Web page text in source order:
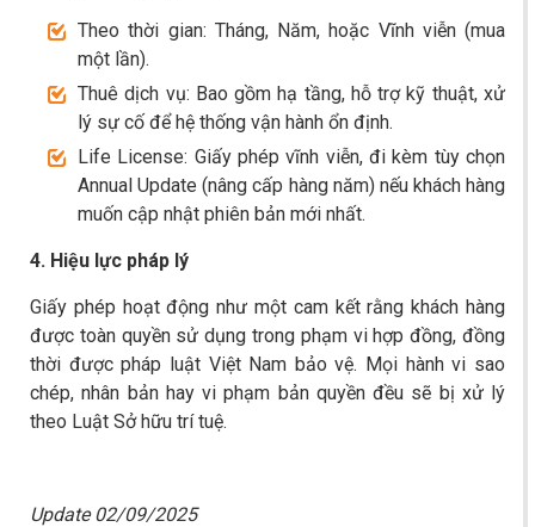
Theo thời gian: Tháng, Năm, hoặc Vĩnh viễn (mua
một lần).
Thuê dịch vụ: Bao gồm hạ tầng, hỗ trợ kỹ thuật, xử
lý sự cố để hệ thống vận hành ổn định.
Life License: Giấy phép vĩnh viễn, đi kèm tùy chọn
Annual Update (nâng cấp hàng năm) nếu khách hàng
muốn cập nhật phiên bản mới nhất.
4. Hiệu lực pháp lý
Giấy phép hoạt động như một cam kết rằng khách hàng
được toàn quyền sử dụng trong phạm vi hợp đồng, đồng
thời được pháp luật Việt Nam bảo vệ. Mọi hành vi sao
chép, nhân bản hay vi phạm bản quyền đều sẽ bị xử lý
theo Luật Sở hữu trí tuệ.
Update 02/09/2025